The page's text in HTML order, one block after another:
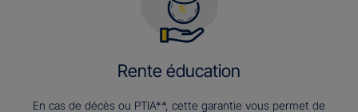
Rente éducation
En cas de décès ou PTIA**, cette garantie vous permet de